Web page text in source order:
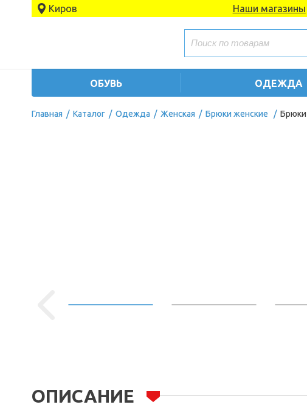
Киров Наши магазины
ОБУВЬ ОДЕЖДА
Главная / Каталог / Одежда / Женская / Брюки женские / Брюки
ОПИСАНИЕ